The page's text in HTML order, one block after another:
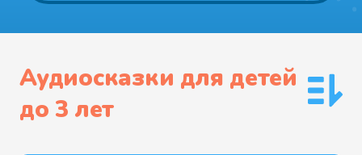
Аудиосказки для детей
до 3 лет